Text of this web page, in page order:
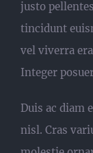
justo
tincidunt
vel viverra
Integer
Duis ac diam
nisl. Cras